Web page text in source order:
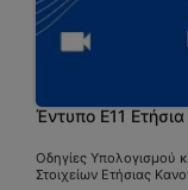
Έντυπο Ε11
Οδηγίες Υπολογισμού
Στοιχείων Ετήσιας